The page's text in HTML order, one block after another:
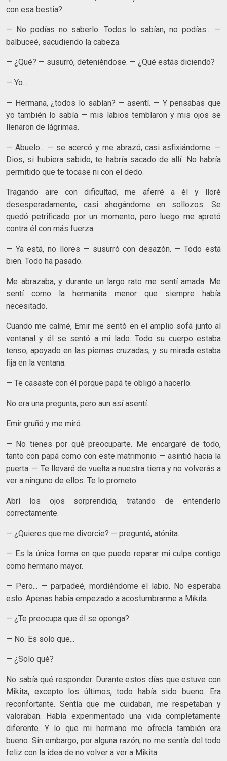
con esa bestia?
— No podías no saberlo. Todos lo sabían, no podías... —
balbuceé, sacudiendo la cabeza.
— ¿Qué? — susurró, deteniéndose. — ¿Qué estás diciendo?
— Yo...
— Hermana, ¿todos lo sabían? — asentí. — Y pensabas que
yo también lo sabía — mis labios temblaron y mis ojos se
llenaron de lágrimas.
— Abuelo... — se acercó y me abrazó, casi asfixiándome. —
Dios, si hubiera sabido, te habría sacado de allí. No habría
permitido que te tocase ni con el dedo.
Tragando aire con dificultad, me aferré a él y lloré
desesperadamente, casi ahogándome en sollozos. Se
quedó petrificado por un momento, pero luego me apretó
contra él con más fuerza.
— Ya está, no llores — susurró con desazón. — Todo está
bien. Todo ha pasado.
Me abrazaba, y durante un largo rato me sentí amada. Me
sentí como la hermanita menor que siempre había
necesitado.
Cuando me calmé, Emir me sentó en el amplio sofá junto al
ventanal y él se sentó a mi lado. Todo su cuerpo estaba
tenso, apoyado en las piernas cruzadas, y su mirada estaba
fija en la ventana.
— Te casaste con él porque papá te obligó a hacerlo.
No era una pregunta, pero aun así asentí.
Emir gruñó y me miró.
— No tienes por qué preocuparte. Me encargaré de todo,
tanto con papá como con este matrimonio — asintió hacia la
puerta. — Te llevaré de vuelta a nuestra tierra y no volverás a
ver a ninguno de ellos. Te lo prometo.
Abrí los ojos sorprendida, tratando de entenderlo
correctamente.
— ¿Quieres que me divorcie? — pregunté, atónita.
— Es la única forma en que puedo reparar mi culpa contigo
como hermano mayor.
— Pero... — parpadeé, mordiéndome el labio. No esperaba
esto. Apenas había empezado a acostumbrarme a Mikita.
— ¿Te preocupa que él se oponga?
— No. Es solo que...
— ¿Solo qué?
No sabía qué responder. Durante estos días que estuve con
Mikita, excepto los últimos, todo había sido bueno. Era
reconfortante. Sentía que me cuidaban, me respetaban y
valoraban. Había experimentado una vida completamente
diferente. Y lo que mi hermano me ofrecía también era
bueno. Sin embargo, por alguna razón, no me sentía del todo
feliz con la idea de no volver a ver a Mikita.